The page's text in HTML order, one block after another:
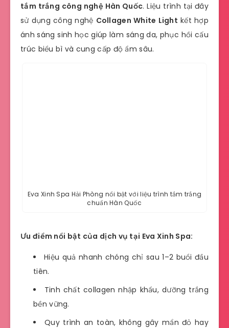
tắm trắng công nghệ Hàn Quốc. Liệu trình tại đây
sử dụng công nghệ Collagen White Light kết hợp
ánh sáng sinh học giúp làm sáng da, phục hồi cấu
trúc biểu bì và cung cấp độ ẩm sâu.
Eva Xinh Spa Hải Phòng nổi bật với liệu trình tắm trắng
chuẩn Hàn Quốc
Ưu điểm nổi bật của dịch vụ tại Eva Xinh Spa:
Hiệu quả nhanh chóng chỉ sau 1–2 buổi đầu
tiên.
Tinh chất collagen nhập khẩu, dưỡng trắng
bền vững.
Quy trình an toàn, không gây mẩn đỏ hay